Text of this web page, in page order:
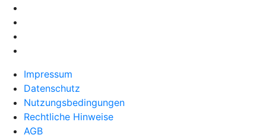
Impressum
Datenschutz
Nutzungsbedingungen
Rechtliche Hinweise
AGB